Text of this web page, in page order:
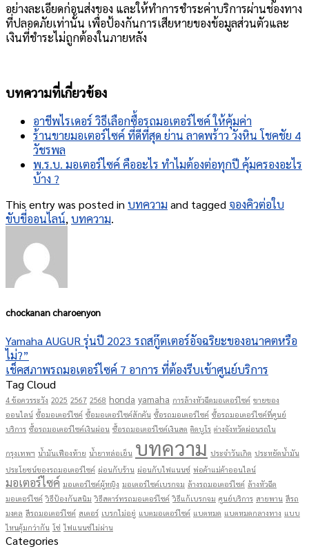
อย่างละเอียดก่อนส่งของ และให้ทำการชำระค่าบริการผ่านช่องทาง
ที่ปลอดภัยเท่านั้น เพื่อป้องกันการเสียหายของข้อมูลส่วนตัวและ
เงินที่ชำระไม่ถูกต้องในภายหลัง
บทความที่เกี่ยวข้อง
อาชีพไรเดอร์ วิธีเลือกซื้อรถมอเตอร์ไซค์ ให้คุ้มค่า
ร้านขายมอเตอร์ไซค์ ที่ดีที่สุด ย่าน ลาดพร้าว วังหิน โชคชัย 4
วัชรพล
พ.ร.บ. มอเตอร์ไซค์ คืออะไร ทำไมต้องต่อทุกปี คุ้มครองอะไร
บ้าง ?
This entry was posted inบทความand tagged จองคิวต่อใบ
ขับขี่ออนไลน์,บทความ.
chockanan charoenyon
Yamaha AUGUR รุ่นปี 2023 รถสกู๊ตเตอร์อัจฉริยะของอนาคตหรือ
ไม่?”
เช็คสภาพรถมอเตอร์ไซค์ 7 อาการ ที่ต้องรีบเข้าศูนย์บริการ
Tag Cloud
4 ข้อควรระวัง 2025 2567 2568 honda yamaha การล้างหัวฉีดมอเตอร์ไซค์ ขายของ
ออนไลน์ ซื้อมอเตอร์ไซค์ ซื้อมอเตอร์ไซค์สักคัน ซื้อรถมอเตอร์ไซค์ ซื้อรถมอเตอร์ไซค์ที่ศูนย์
บริการ ซื้อรถมอเตอร์ไซค์เงินผ่อน ซื้อรถมอเตอร์ไซค์เงินสด ติดบูโร ต่างจังหวัดผ่อนรถใน
กรุงเทพฯ น้ำมันเฟืองท้าย น้ำยาหล่อเย็น บทความ ประจำวันเกิด ประหยัดน้ำมัน
ประโยชน์ของรถมอเตอร์ไซค์ ผ่อนกับร้าน ผ่อนกับไฟแนนซ์ พ่อค้าแม่ค้าออนไลน์
มอเตอร์ไซค์ มอเตอร์ไซค์ผู้หญิง มอเตอร์ไซค์เบรกจม ล้างรถมอเตอร์ไซค์ ล้างหัวฉีด
มอเตอร์ไซค์ วิธีป้องกันสนิม วิธีสตาร์ทรถมอเตอร์ไซค์ วิธีแก้เบรกจม ศูนย์บริการ สายพาน สีรถ
มงคล สีรถมอเตอร์ไซค์ สเตอร์ เบรกไม่อยู่ แบตมอเตอร์ไซค์ แบตหมด แบตหมดกลางทาง แบบ
ไหนคุ้มกว่ากัน โซ่ ไฟแนนซ์ไม่ผ่าน
Categories